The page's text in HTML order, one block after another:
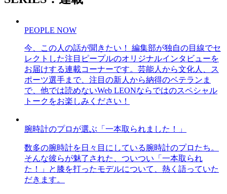
PEOPLE NOW
今、この人の話が聞きたい！ 編集部が独自の目線でセ
レクトした注目ピープルのオリジナルインタビューを
お届けする連載コーナーです。芸能人から文化人、ス
ポーツ選手まで、注目の新人から納得のベテランま
で、他では読めないWeb LEONならではのスペシャル
トークをお楽しみください！
腕時計のプロが選ぶ「一本取られました！」
数多の腕時計を日々目にしている腕時計のプロたち。
そんな彼らが魅了された、ついつい「一本取られ
た！」と膝を打ったモデルについて、熱く語っていた
だきます。